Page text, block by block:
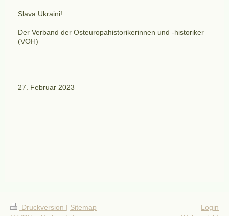
Slava Ukraini!
Der Verband der Osteuropahistorikerinnen und -historiker
(VOH)
27. Februar 2023
Druckversion | Sitemap
Login